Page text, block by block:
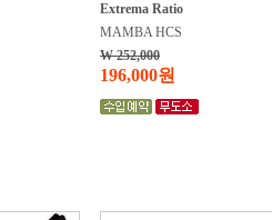
Extrema Ratio
MAMBA HCS
W 252,000
196,000원